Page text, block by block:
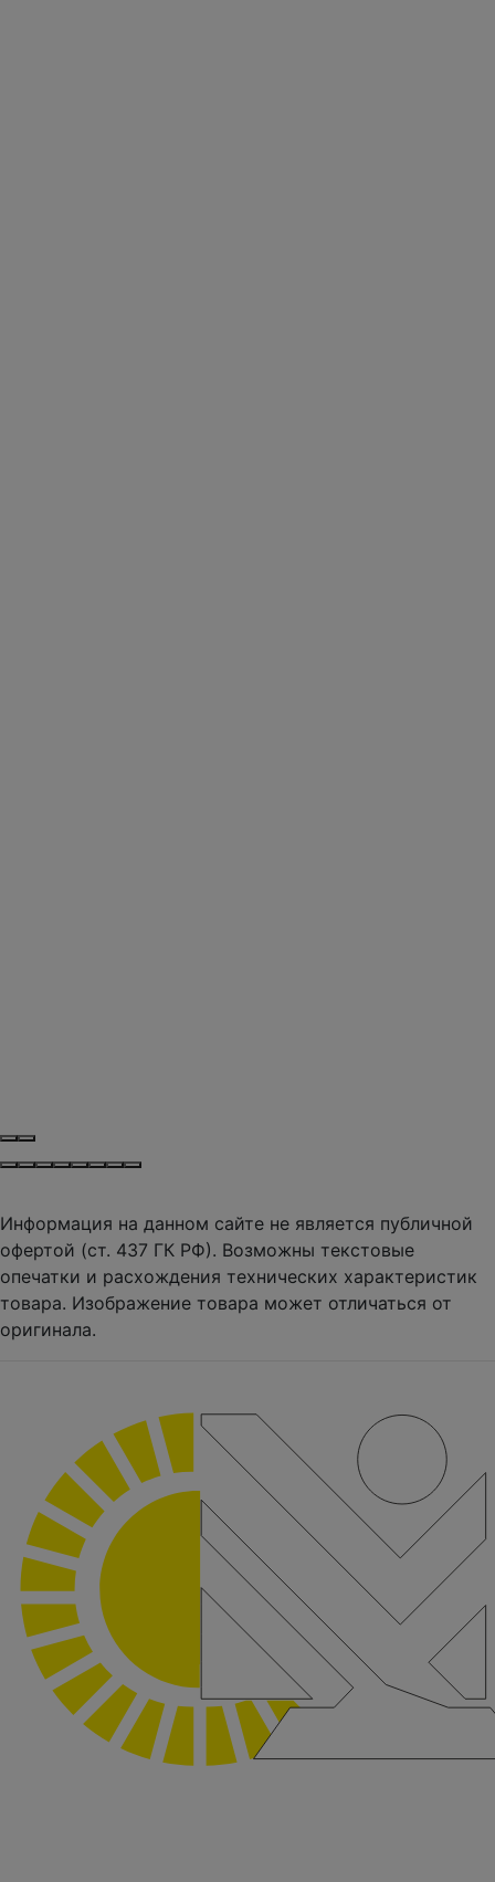
Информация на данном сайте не является публичной
офертой (ст. 437 ГК РФ). Возможны текстовые
опечатки и расхождения технических характеристик
товара. Изображение товара может отличаться от
оригинала.